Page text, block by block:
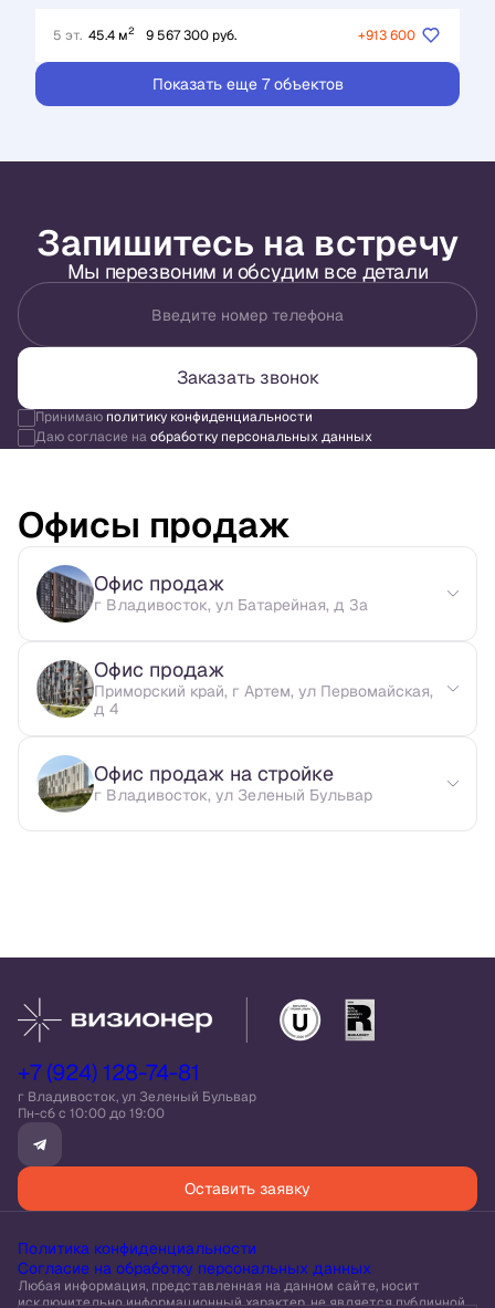
5 эт. 45.4 м2 9 567 300 руб. +913 600
Показать еще 7 объектов
Запишитесь на встречу
Мы перезвоним и обсудим все детали
Введите номер телефона
Заказать звонок
Принимаю политику конфиденциальности
Даю согласие наобработку персональных данных
Офисы продаж
Офис продаж
г Владивосток, ул Батарейная, д 3а
Офис продаж
Приморский край, г Артем, ул Первомайская,
д 4
Офис продаж на стройке
г Владивосток, ул Зеленый Бульвар
+7 (924) 128-74-81
г Владивосток, ул Зеленый Бульвар
Пн-сб c 10:00 до 19:00
Оставить заявку
Политика конфиденциальности
Согласие на обработку персональных данных
Любая информация, представленная на данном сайте, носит
исключительно информационный характер, не является публичной